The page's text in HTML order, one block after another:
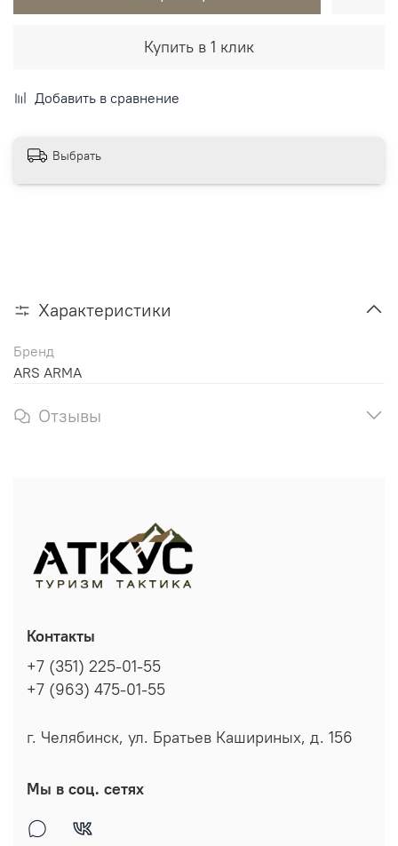
Купить в 1 клик
Добавить в сравнение
Выбрать
Характеристики
Бренд
ARS ARMA
Отзывы
Контакты
+7 (351) 225-01-55
+7 (963) 475-01-55
г. Челябинск, ул. Братьев Кашириных, д. 156
Мы в соц. сетях